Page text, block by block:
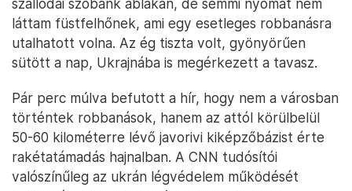
szállodai szobánk ablakán, de semmi nyomát nem
láttam füstfelhőnek, ami egy esetleges robbanásra
utalhatott volna. Az ég tiszta volt, gyönyörűen
sütött a nap, Ukrajnába is megérkezett a tavasz.
Pár perc múlva befutott a hír, hogy nem a városban
történtek robbanások, hanem az attól körülbelül
50-60 kilométerre lévő javorivi kiképzőbázist érte
rakétatámadás hajnalban. A CNN tudósítói
valószínűleg az ukrán légvédelem működését